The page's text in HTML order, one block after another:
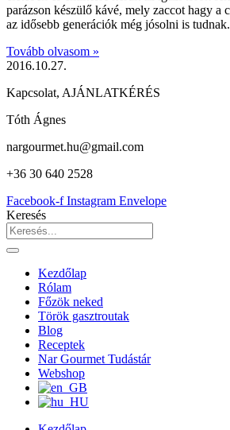
parázson készülő kávé, mely zaccot hagy a
az idősebb generációk még jósolni is tudnak.
Tovább olvasom »
2016.10.27.
Kapcsolat, AJÁNLATKÉRÉS
Tóth Ágnes
nargourmet.hu@gmail.com
+36 30 640 2528
Facebook-f Instagram Envelope
Keresés
Kezdőlap
Rólam
Főzök neked
Török gasztroutak
Blog
Receptek
Nar Gourmet Tudástár
Webshop